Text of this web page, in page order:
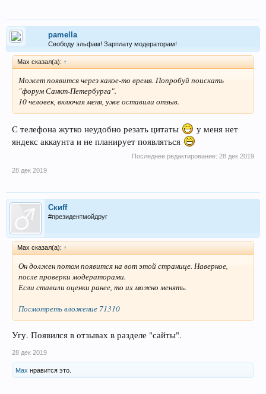
pamella
Свободу эльфам! Зарплату модераторам!
Max сказал(а): ↑
Может появится через какое-то время. Попробуй поискать
"форум Санкт-Петербурга".
10 человек, включая меня, уже оставили отзыв.
С телефона жутко неудобно резать цитаты
у меня нет
яндекс аккаунта и не планирует появляться
Последнее редактирование: 28 дек 2019
28 дек 2019
Скиff
#президентмойдруг
Max сказал(а): ↑
Он должен потом появится на вот этой странице. Наверное,
после проверки модераторами.
Если ставили оценки ранее, то их можно менять.
Посмотреть вложение 71310
Угу. Появился в отзывах в разделе "сайты".
28 дек 2019
Max нравится это.